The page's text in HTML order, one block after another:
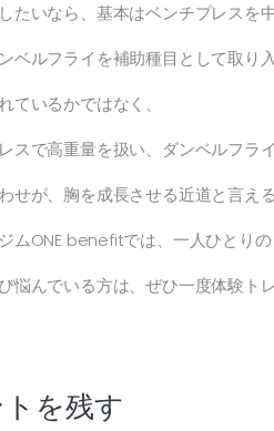
たいなら、基本はベンチプレスを
ベルフライを補助種目として取り
ているかではなく、
スで高重量を扱い、ダンベルフラ
せが、胸を成長させる近道と言え
ムONE benefitでは、一人ひとり
悩んでいる方は、ぜひ一度体験ト
を残す